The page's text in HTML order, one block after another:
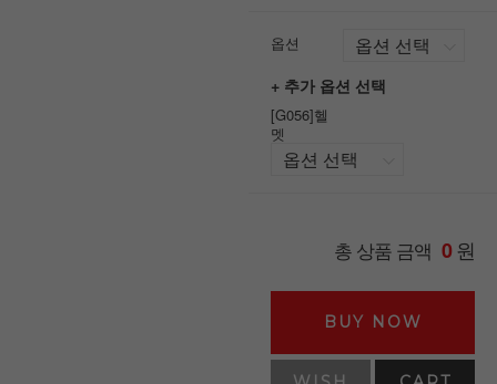
옵션
+ 추가 옵션 선택
[G056]헬
멧
총 상품 금액 0원
BUY NOW